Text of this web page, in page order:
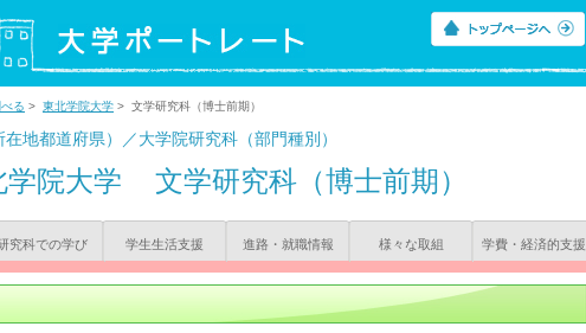
る > 東北学院大学 > 文学研究科（博士前期）
地都道府県）／大学院研究科（部門種別）
学院大学 文学研究科（博士前期）
究科での学び 学生生活支援 進路・就職情報 様々な取組 学費・経済的支援